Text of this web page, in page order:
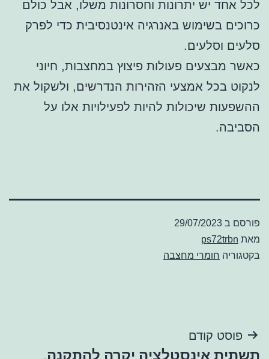
לכל אחד יש יתרונות וחסרונות משלו, אבל כולם
כרוכים בשימוש באנרגיה אינטנסיבית כדי לפרק
סלעים וסלעים.
כאשר מבצעים פעולות פיצוץ במחצבות, חיוני
לנקוט בכל אמצעי הזהירות הנדרשים, ולשקול את
ההשפעות שיכולות להיות לפעילויות אלו על
הסביבה.
פורסם ב 29/07/2023
מאת ps72trbn
בקטגוריה חומרי מחצבה
ניווט
פוסט קודם
תשתית אינסטלציה יקרה להתקנה,